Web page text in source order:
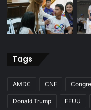
Tags
AMDC CNE
Donald Trump EEUU